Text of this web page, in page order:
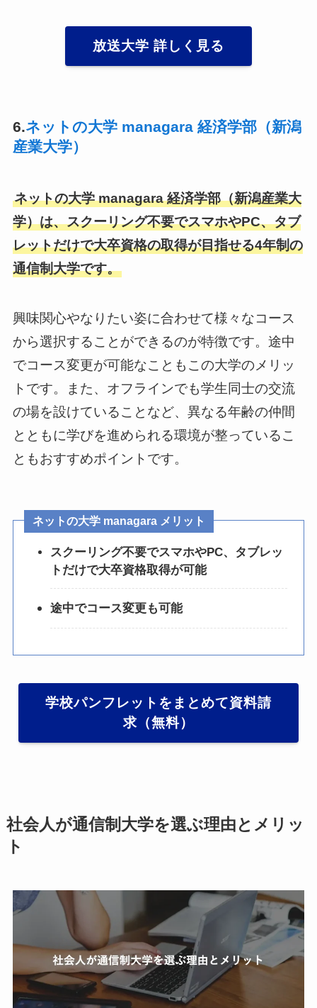
放送大学 詳しく見る
6.ネットの大学 managara 経済学部（新潟
産業大学）
ネットの大学 managara 経済学部（新潟産業大
学）は、スクーリング不要でスマホやPC、タブ
レットだけで大卒資格の取得が目指せる4年制の
通信制大学です。
興味関心やなりたい姿に合わせて様々なコース
から選択することができるのが特徴です。途中
でコース変更が可能なこともこの大学のメリッ
トです。また、オフラインでも学生同士の交流
の場を設けていることなど、異なる年齢の仲間
とともに学びを進められる環境が整っているこ
ともおすすめポイントです。
ネットの大学 managara メリット
スクーリング不要でスマホやPC、タブレッ
トだけで大卒資格取得が可能
途中でコース変更も可能
学校パンフレットをまとめて資料請
求（無料）
社会人が通信制大学を選ぶ理由とメリッ
ト